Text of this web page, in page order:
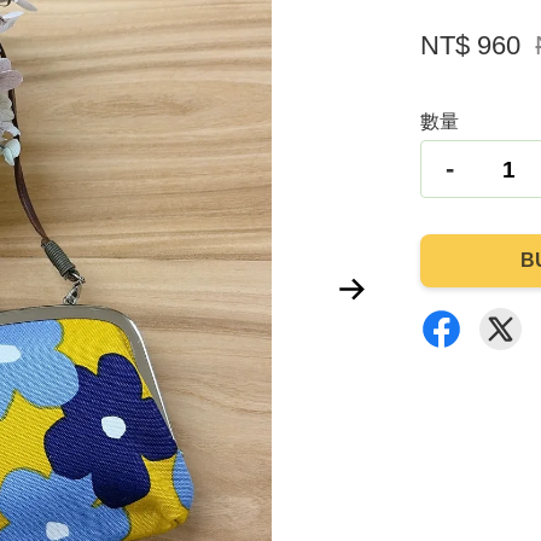
NT$ 960
數量
-